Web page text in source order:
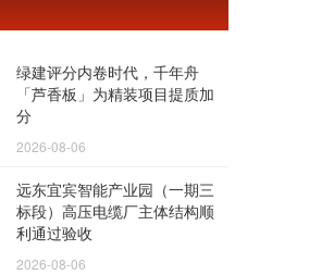
绿建评分内卷时代，千年舟
「芦香板」为精装项目提质加
分
2026-08-06
远东宜宾智能产业园（一期三
标段）高压电缆厂主体结构顺
利通过验收
2026-08-06